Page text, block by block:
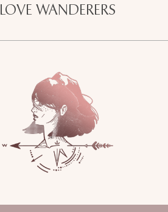
LOVE WANDERERS